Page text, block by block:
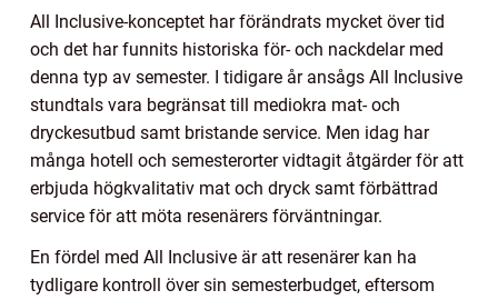
All Inclusive-konceptet har förändrats mycket över tid
och det har funnits historiska för- och nackdelar med
denna typ av semester. I tidigare år ansågs All Inclusive
stundtals vara begränsat till mediokra mat- och
dryckesutbud samt bristande service. Men idag har
många hotell och semesterorter vidtagit åtgärder för att
erbjuda högkvalitativ mat och dryck samt förbättrad
service för att möta resenärers förväntningar.
En fördel med All Inclusive är att resenärer kan ha
tydligare kontroll över sin semesterbudget, eftersom